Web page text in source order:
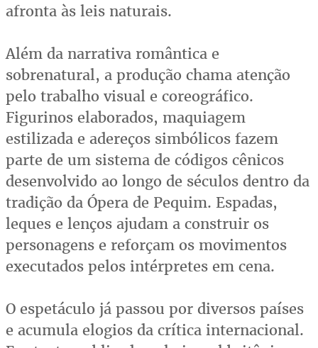
afronta às leis naturais.
Além da narrativa romântica e
sobrenatural, a produção chama atenção
pelo trabalho visual e coreográfico.
Figurinos elaborados, maquiagem
estilizada e adereços simbólicos fazem
parte de um sistema de códigos cênicos
desenvolvido ao longo de séculos dentro da
tradição da Ópera de Pequim. Espadas,
leques e lenços ajudam a construir os
personagens e reforçam os movimentos
executados pelos intérpretes em cena.
O espetáculo já passou por diversos países
e acumula elogios da crítica internacional.